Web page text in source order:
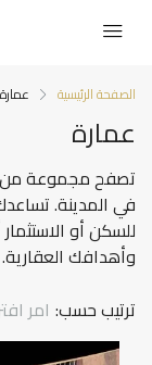
الصفحة الرئيسية عمارة
عمارة
تصفح مجموعة من
في المدينة.
للسكن أو
وأهدافك العقارية.
ترتيب حسب: امر